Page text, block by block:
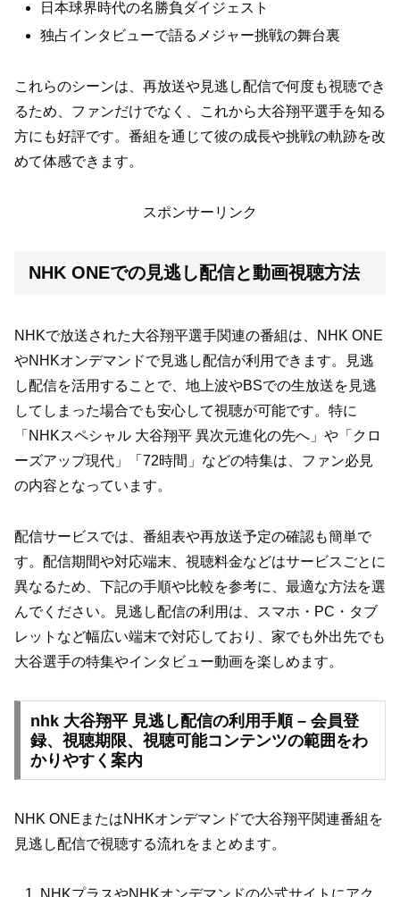
日本球界時代の名勝負ダイジェスト
独占インタビューで語るメジャー挑戦の舞台裏
これらのシーンは、再放送や見逃し配信で何度も視聴でき
るため、ファンだけでなく、これから大谷翔平選手を知る
方にも好評です。番組を通じて彼の成長や挑戦の軌跡を改
めて体感できます。
スポンサーリンク
NHK ONEでの見逃し配信と動画視聴方法
NHKで放送された大谷翔平選手関連の番組は、NHK ONE
やNHKオンデマンドで見逃し配信が利用できます。見逃
し配信を活用することで、地上波やBSでの生放送を見逃
してしまった場合でも安心して視聴が可能です。特に
「NHKスペシャル 大谷翔平 異次元進化の先へ」や「クロ
ーズアップ現代」「72時間」などの特集は、ファン必見
の内容となっています。
配信サービスでは、番組表や再放送予定の確認も簡単で
す。配信期間や対応端末、視聴料金などはサービスごとに
異なるため、下記の手順や比較を参考に、最適な方法を選
んでください。見逃し配信の利用は、スマホ・PC・タブ
レットなど幅広い端末で対応しており、家でも外出先でも
大谷選手の特集やインタビュー動画を楽しめます。
nhk 大谷翔平 見逃し配信の利用手順 – 会員登
録、視聴期限、視聴可能コンテンツの範囲をわ
かりやすく案内
NHK ONEまたはNHKオンデマンドで大谷翔平関連番組を
見逃し配信で視聴する流れをまとめます。